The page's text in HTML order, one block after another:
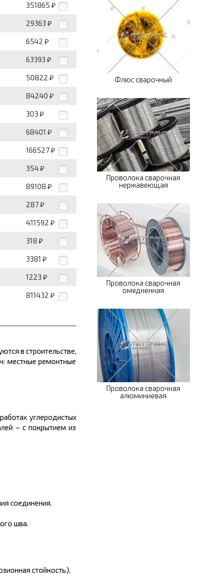
351865 ₽
29363 ₽
6542 ₽
63393 ₽
50822 ₽
84240 ₽
303 ₽
68401 ₽
166527 ₽
354 ₽
89108 ₽
287 ₽
411592 ₽
318 ₽
3381 ₽
1223 ₽
811432 ₽
в строительстве,
местные ремонтные
углеродистых
– с покрытием из
соединения.
шва.
стойкость).
Флюс сварочный
Проволока сварочная
нержавеющая
Проволока сварочная
омедненная
Проволока сварочная
алюминиевая